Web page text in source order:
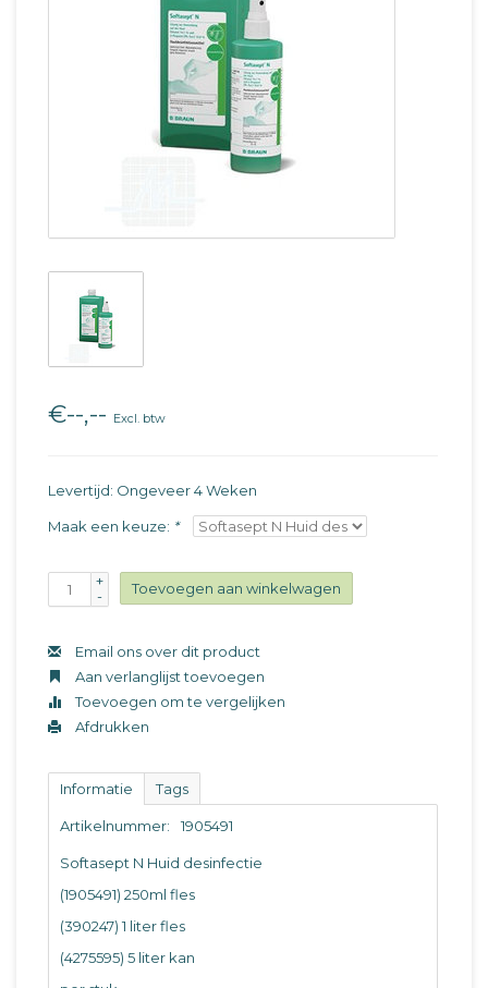
€--,-- Excl. btw
Levertijd: Ongeveer 4 Weken
Maak een keuze: *
+
-
Toevoegen aan winkelwagen
Email ons over dit product
Aan verlanglijst toevoegen
Toevoegen om te vergelijken
Afdrukken
Informatie Tags
Artikelnummer: 1905491
Softasept N Huid desinfectie
(1905491) 250ml fles
(390247) 1 liter fles
(4275595) 5 liter kan